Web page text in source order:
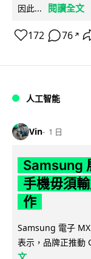
因此...
閱讀全文
172 76 ↗
人工智能
Vin 1 日
Samsung
手機毋須
作
Samsung 電子
表示，品牌正推動
文